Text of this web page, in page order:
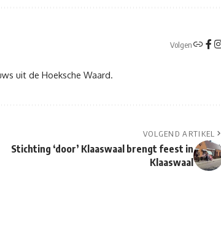
Volgen
uit de Hoeksche Waard.
VOLGEND ARTIKEL
Stichting ‘door’ Klaaswaal brengt feest in
Klaaswaal